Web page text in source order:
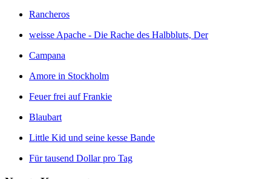
Rancheros
weisse Apache - Die Rache des Halbbluts, Der
Campana
Amore in Stockholm
Feuer frei auf Frankie
Blaubart
Little Kid und seine kesse Bande
Für tausend Dollar pro Tag